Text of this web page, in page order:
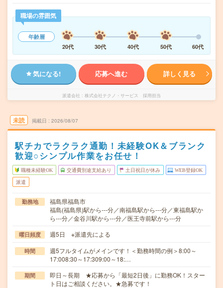
職場の雰囲気
年齢層
20代
30代 40代 50代 60代
気になる! 応募へ進む 詳しく見る
派遣会社 株式会社テクノ・サービス 採用担当
未読 掲載日 2026/08/07
駅チカでラクラク通勤！未経験OK＆ブランク
歓迎○シンプル作業をお任せ！
職種未経験OK 交通費別途支給あり 土日祝日が休み WEB登録OK
派遣
勤務地
福島県福島市
福島(福島県)駅から---分／南福島駅から---分／東福島駅か
ら---分／金谷川駅から---分／医王寺前駅から---分
曜日頻度 週5日 ※派遣先による
時間
週5フルタイムがメインです！＜勤務時間の例＞8:00～
17:008:30～17:309:00～18:…
期間
即日～長期 ★応募から「最短2日後」に勤務OK！スター
ト日はご相談ください。★急募です！